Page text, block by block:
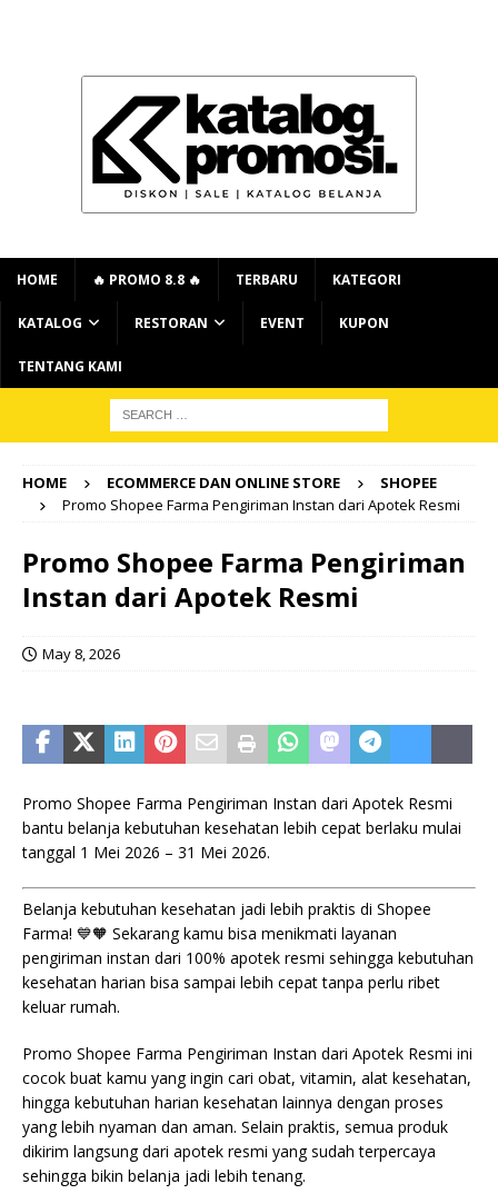
HOME 🔥 PROMO 8.8 🔥 TERBARU KATEGORI
KATALOG RESTORAN EVENT KUPON
TENTANG KAMI
HOME ECOMMERCE DAN ONLINE STORE
SHOPEE
Promo Shopee Farma Pengiriman Instan dari Apotek Resmi
Promo Shopee Farma Pengiriman
Instan dari Apotek Resmi
May 8, 2026
Promo Shopee Farma Pengiriman Instan dari Apotek Resmi
bantu belanja kebutuhan kesehatan lebih cepat berlaku mulai
tanggal 1 Mei 2026 – 31 Mei 2026.
Belanja kebutuhan kesehatan jadi lebih praktis di Shopee
Farma! 💙🧡 Sekarang kamu bisa menikmati layanan
pengiriman instan dari 100% apotek resmi sehingga kebutuhan
kesehatan harian bisa sampai lebih cepat tanpa perlu ribet
keluar rumah.
Promo Shopee Farma Pengiriman Instan dari Apotek Resmi ini
cocok buat kamu yang ingin cari obat, vitamin, alat kesehatan,
hingga kebutuhan harian kesehatan lainnya dengan proses
yang lebih nyaman dan aman. Selain praktis, semua produk
dikirim langsung dari apotek resmi yang sudah terpercaya
sehingga bikin belanja jadi lebih tenang.